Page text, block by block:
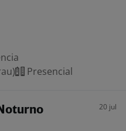
Presencial
20 jul